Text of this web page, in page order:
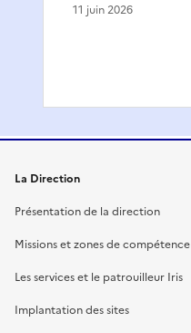
11 juin 2026
La Direction
Présentation de la direction
Missions et zones de compétence
Les services et le patrouilleur Iris
Implantation des sites